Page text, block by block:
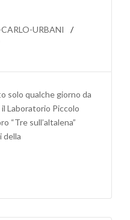
URBANI
solo qualche giorno da
Laboratorio Piccolo
“Tre sull’altalena”
della